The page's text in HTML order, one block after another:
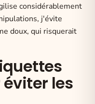
considérablement
j'évite
doux, qui risquerait
les